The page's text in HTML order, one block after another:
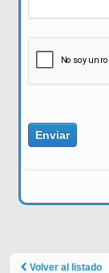
Volver al listado